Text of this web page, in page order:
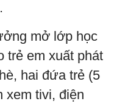
mở lớp học
trẻ em xuất phát
hai đứa trẻ (5
xem tivi, điện